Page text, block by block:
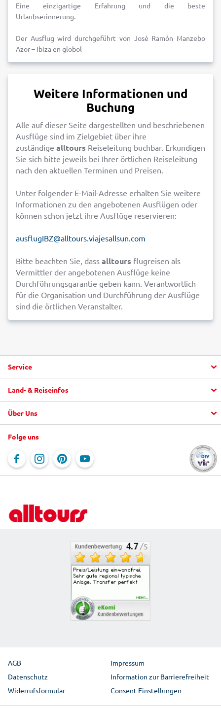
Eine einzigartige Erfahrung und die beste
Urlaubserinnerung.
Der Ausflug wird durchgeführt von José Ramón Manzebo
Azor – Ibiza en globol
Weitere Informationen und
Buchung
Alle auf dieser Seite dargestellten und beschriebenen
Ausflüge sind im Zielgebiet über ihre
zuständige alltours Reiseleitung buchbar. Erkundigen
Sie sich bitte jeweils bei Ihrer örtlichen Reiseleitung
nach den aktuellen Terminen und Preisen.
Unter folgender E-Mail-Adresse erhalten Sie weitere
Informationen zu den angebotenen Ausflügen oder
können schon jetzt ihre Ausflüge reservieren:
ausflugIBZ@alltours.viajesallsun.com
Bitte beachten Sie, dass alltours flugreisen als
Vermittler der angebotenen Ausflüge keine
Durchführungsgarantie geben kann. Verantwortlich
für die Organisation und Durchführung der Ausflüge
sind die örtlichen Veranstalter.
Service
Aktuelle Informationen
Fragen und Antworten
"mein alltours" App
Online-Kataloge
Reisebürosuche
Beförderungsbedingungen der Fluggesellschaften
Land- & Reiseinfos
Urlaub buchen
Reiseblog
Rundreisen
Bahnanreise
Über Uns
Unternehmen
Jobs
Newsletter
Folge uns
AGB
Impressum
Datenschutz
Information zur Barrierefreiheit
Widerrufsformular
Consent Einstellungen